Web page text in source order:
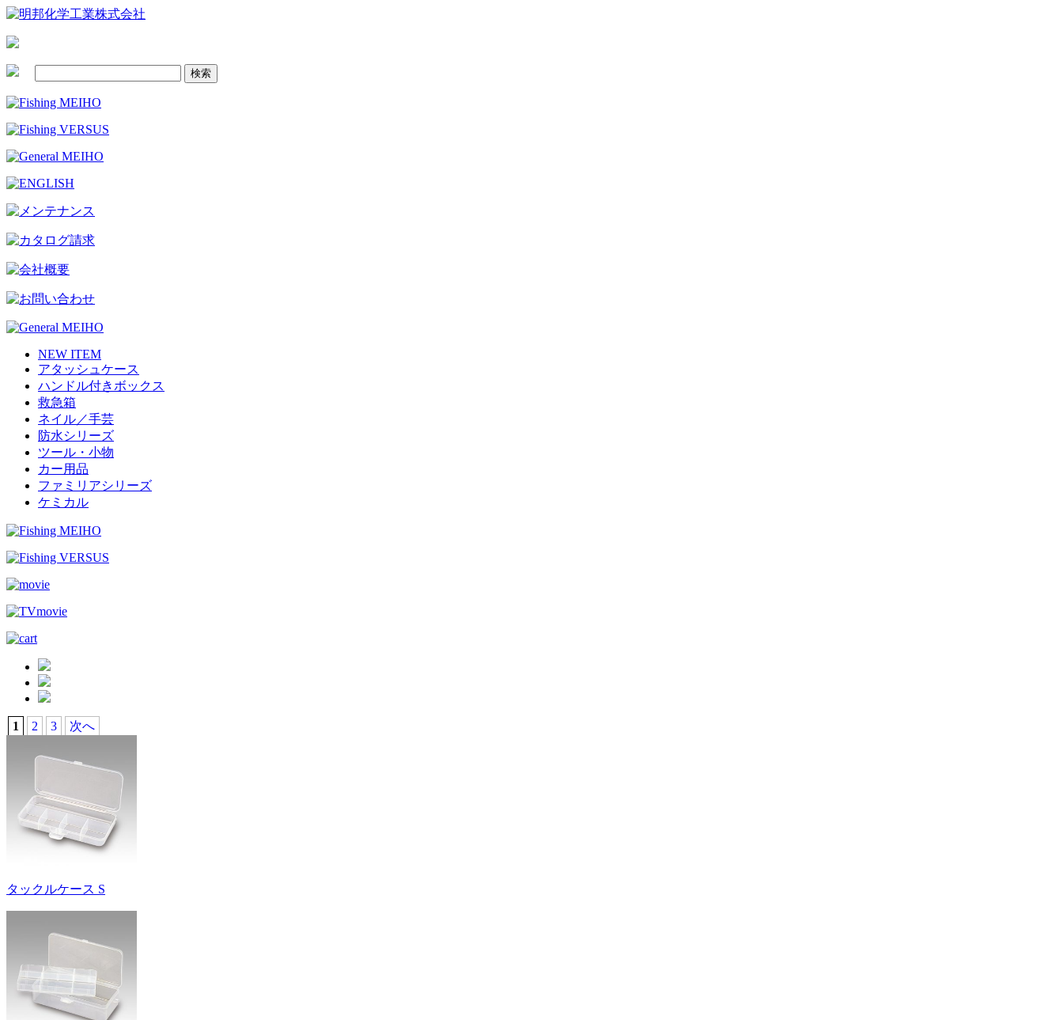
NEW ITEM
アタッシュケース
ハンドル付きボックス
救急箱
ネイル／手芸
防水シリーズ
ツール・小物
カー用品
ファミリアシリーズ
ケミカル
1 2 3 次へ
タックルケース S